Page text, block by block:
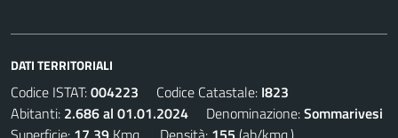
DATI TERRITORIALI
Codice ISTAT:004223 Codice Catastale: I823
Abitanti: 2.686 al 01.01.2024 Denominazione:Sommarivesi